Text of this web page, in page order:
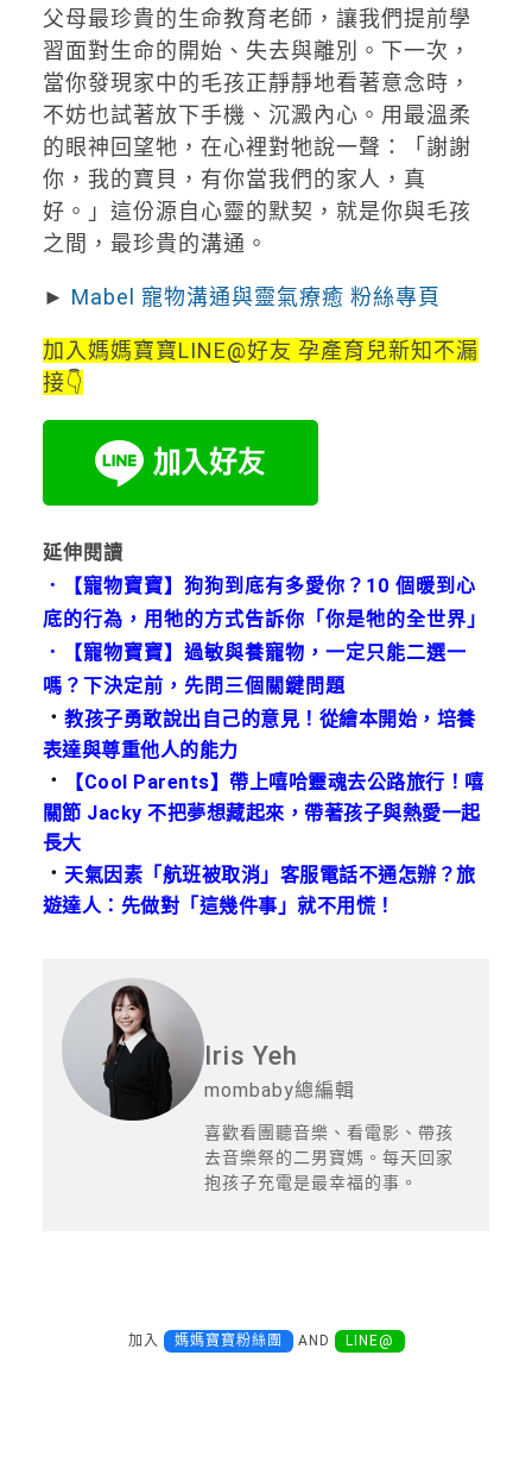
父母最珍貴的生命教育老師，讓我們提前學
習面對生命的開始、失去與離別。下一次，
當你發現家中的毛孩正靜靜地看著意念時，
不妨也試著放下手機、沉澱內心。用最溫柔
的眼神回望牠，在心裡對牠說一聲：「謝謝
你，我的寶貝，有你當我們的家人，真
好。」這份源自心靈的默契，就是你與毛孩
之間，最珍貴的溝通。
► Mabel 寵物溝通與靈氣療癒 粉絲專頁
加入媽媽寶寶LINE@好友 孕產育兒新知不漏
接👇
延伸閱讀
．
【寵物寶寶】狗狗到底有多愛你？10 個暖到心
底的行為，用牠的方式告訴你「你是牠的全世界」
．
【寵物寶寶】過敏與養寵物，一定只能二選一
嗎？下決定前，先問三個關鍵問題
．教孩子勇敢說出自己的意見！從繪本開始，培養
表達與尊重他人的能力
．
【Cool Parents】帶上嘻哈靈魂去公路旅行！嘻
關節 Jacky 不把夢想藏起來，帶著孩子與熱愛一起
長大
． 天氣因素「航班被取消」客服電話不通怎辦？旅
遊達人：先做對「這幾件事」就不用慌！
Iris Yeh
mombaby總編輯
喜歡看團聽音樂、看電影、帶孩
去音樂祭的二男寶媽。每天回家
抱孩子充電是最幸福的事。
加入 媽媽寶寶粉絲團 AND LINE@